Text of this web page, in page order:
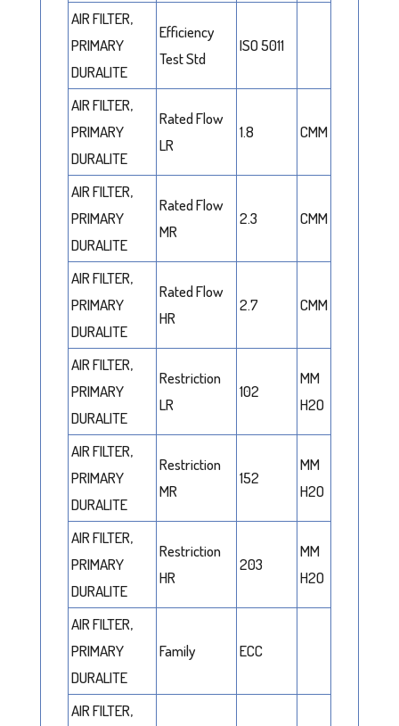
AIR FILTER,
PRIMARY
DURALITE
Efficiency
Test Std
ISO 5011
AIR FILTER,
PRIMARY
DURALITE
Rated Flow
LR
1.8 CMM
AIR FILTER,
PRIMARY
DURALITE
Rated Flow
MR
2.3 CMM
AIR FILTER,
PRIMARY
DURALITE
Rated Flow
HR
2.7 CMM
AIR FILTER,
PRIMARY
DURALITE
Restriction
LR
102
MM
H2O
AIR FILTER,
PRIMARY
DURALITE
Restriction
MR
152
MM
H2O
AIR FILTER,
PRIMARY
DURALITE
Restriction
HR
203
MM
H2O
AIR FILTER,
PRIMARY
DURALITE
Family ECC
AIR FILTER,